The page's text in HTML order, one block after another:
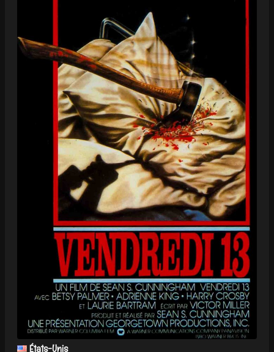
États-Unis